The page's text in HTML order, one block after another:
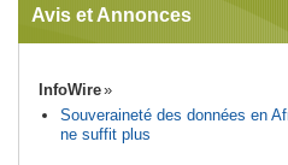
Avis et Annonces
InfoWire
Souveraineté des données en
ne suffit plus